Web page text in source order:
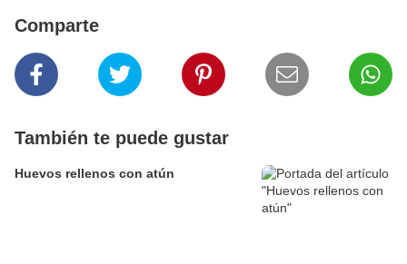
Comparte
También te puede gustar
Huevos rellenos con atún